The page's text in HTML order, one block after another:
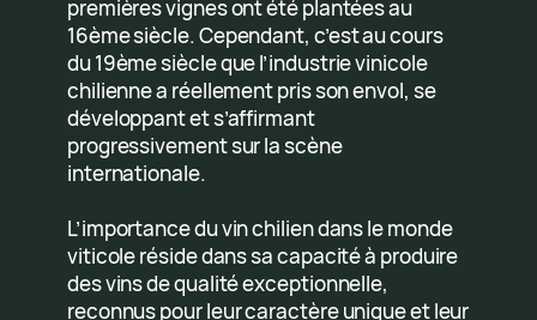
premières vignes ont été plantées au
16ème siècle. Cependant, c’est au cours
du 19ème siècle que l’industrie vinicole
chilienne a réellement pris son envol, se
développant et s’affirmant
progressivement sur la scène
internationale.
L’importance du vin chilien dans le monde
viticole réside dans sa capacité à produire
des vins de qualité exceptionnelle,
reconnus pour leur caractère unique et leur